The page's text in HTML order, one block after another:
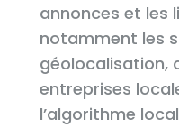
annonces et les
notamment les
géolocalisation,
entreprises
l’algorithme